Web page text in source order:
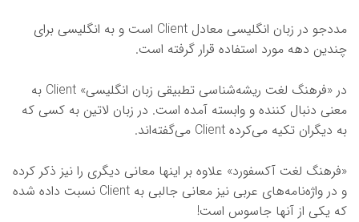
مددجو در زبان انگلیسی معادل Client است و به انگلیسی برای
چندین دهه مورد استفاده قرار گرفته است.
در «فرهنگ لغت ریشه‌شناسی تطبیقی زبان انگلیسی» Client به
معنی دنبال کننده و وابسته آمده است. در زبان لاتین به کسی که
به دیگران تکیه می‌کرده Client می‌گفته‌اند.
«فرهنگ لغت آکسفورد» علاوه بر اینها معانی دیگری را نیز ذکر کرده
و در واژه‌نامه‌های عربی نیز معانی جالبی به Client نسبت داده شده
که یکی از آنها جاسوس است!